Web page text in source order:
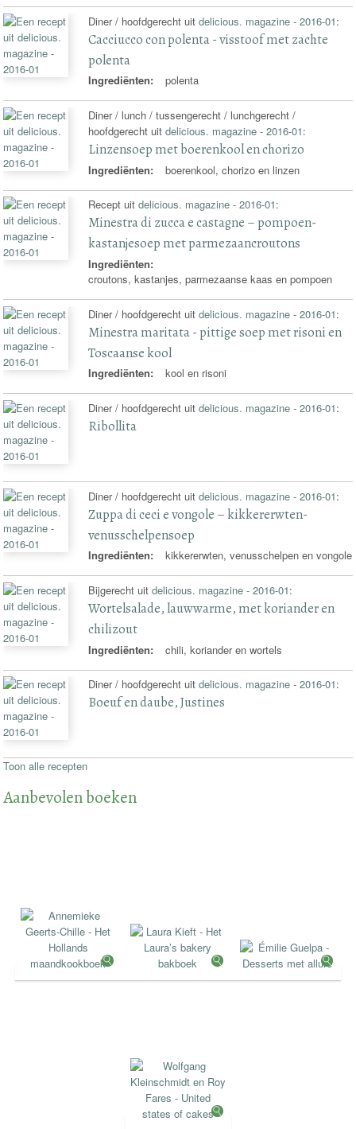
Diner / hoofdgerecht uitdelicious. magazine - 2016-01:
Cacciucco con polenta - visstoof met zachte
polenta
Ingrediënten: polenta
Diner / lunch / tussengerecht / lunchgerecht /
hoofdgerecht uitdelicious. magazine - 2016-01:
Linzensoep met boerenkool en chorizo
Ingrediënten: boerenkool, chorizo en linzen
Recept uitdelicious. magazine - 2016-01:
Minestra di zucca e castagne – pompoen-
kastanjesoep met parmezaancroutons
Ingrediënten:
croutons, kastanjes, parmezaanse kaas en pompoen
Diner / hoofdgerecht uitdelicious. magazine - 2016-01:
Minestra maritata - pittige soep met risoni en
Toscaanse kool
Ingrediënten: kool en risoni
Diner / hoofdgerecht uitdelicious. magazine - 2016-01:
Ribollita
Diner / hoofdgerecht uitdelicious. magazine - 2016-01:
Zuppa di ceci e vongole – kikkererwten-
venusschelpensoep
Ingrediënten: kikkererwten, venusschelpen en vongole
Bijgerecht uitdelicious. magazine - 2016-01:
Wortelsalade, lauwwarme, met koriander en
chilizout
Ingrediënten: chili, koriander en wortels
Diner / hoofdgerecht uitdelicious. magazine - 2016-01:
Boeuf en daube, Justines
Toon alle recepten
Aanbevolen boeken